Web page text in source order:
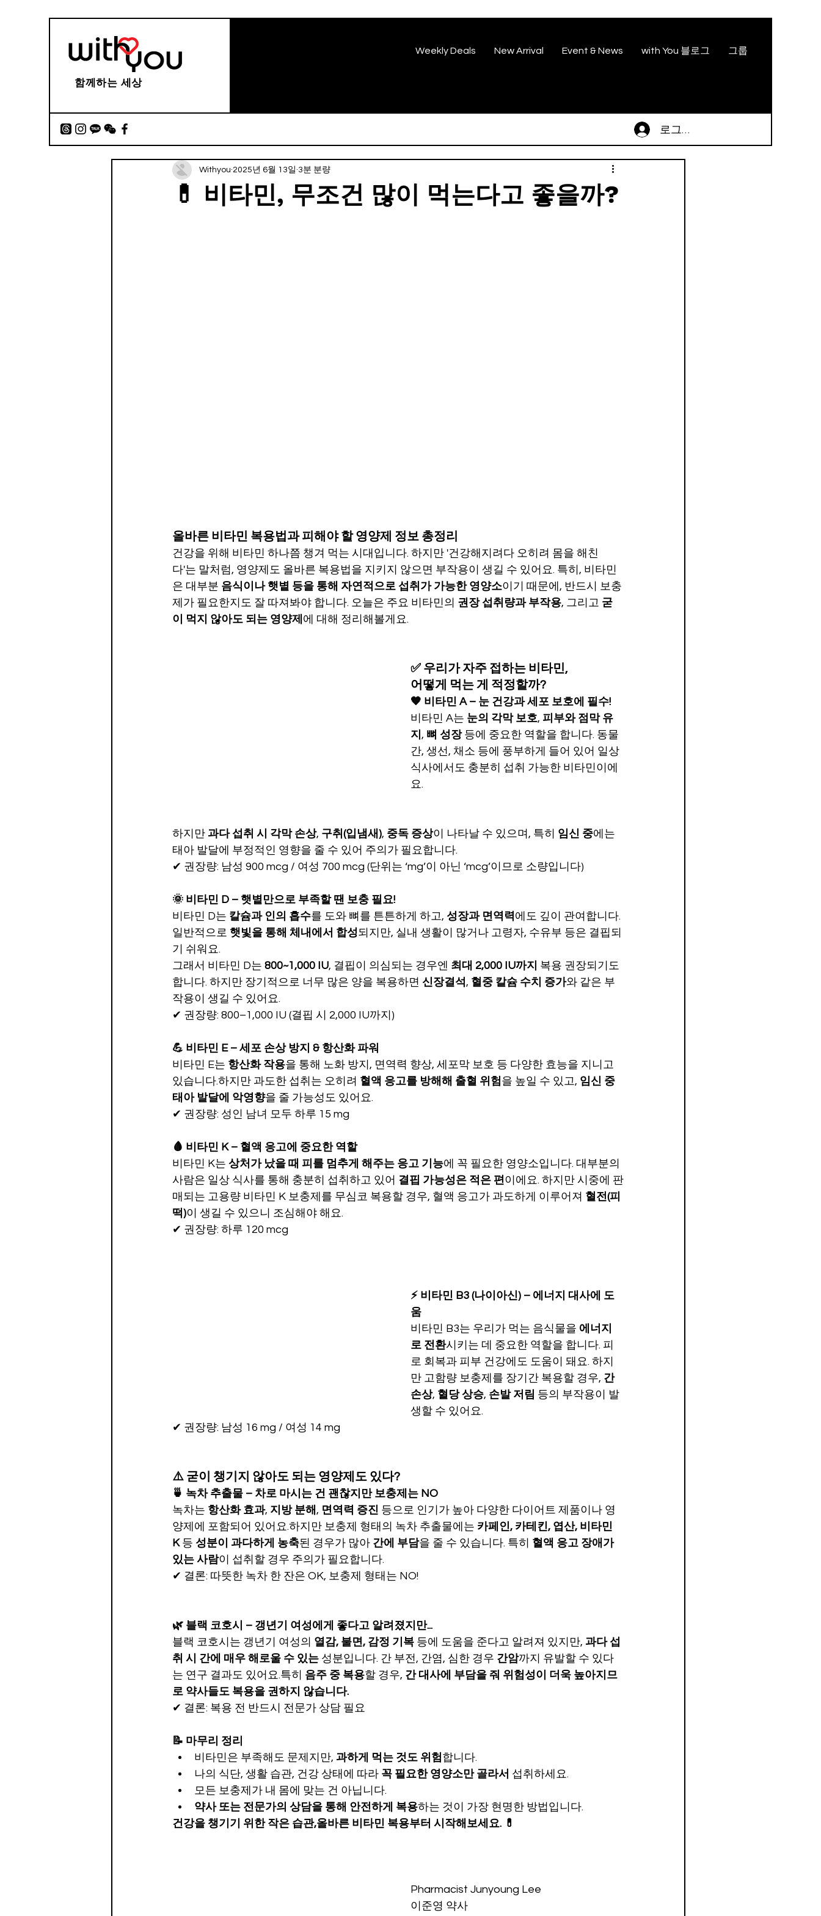
함께하는 세상
Weekly Deals New Arrival Event & News with You 블로그 그룹
로그인
💊 비타민, 무조건 많이 먹는다고 좋을까?
Withyou 2025년 6월 13일 3분 분량
올바른 비타민 복용법과 피해야 할 영양제 정보 총정리
건강을 위해 비타민 하나쯤 챙겨 먹는 시대입니다. 하지만 '건강해지려다 오히려 몸을 해친
다'는 말처럼, 영양제도 올바른 복용법을 지키지 않으면 부작용이 생길 수 있어요. 특히, 비타민
은 대부분 음식이나 햇볕 등을 통해 자연적으로 섭취가 가능한 영양소이기 때문에, 반드시 보충
제가 필요한지도 잘 따져봐야 합니다. 오늘은 주요 비타민의 권장 섭취량과 부작용, 그리고 굳
이 먹지 않아도 되는 영양제 에 대해 정리해볼게요.
✅ 우리가 자주 접하는 비타민,
어떻게 먹는 게 적정할까?
🧡 비타민 A – 눈 건강과 세포 보호에 필수!
비타민 A는 눈의 각막 보호, 피부와 점막 유
지 , 뼈 성장 등에 중요한 역할을 합니다. 동물
간, 생선, 채소 등에 풍부하게 들어 있어 일상
식사에서도 충분히 섭취 가능한 비타민이에
요.
하지만 과다 섭취 시 각막 손상, 구취(입냄새), 중독 증상이 나타날 수 있으며, 특히 임신 중에는
태아 발달에 부정적인 영향을 줄 수 있어 주의가 필요합니다.
✔ 권장량: 남성 900 mcg / 여성 700 mcg (단위는 ‘mg’이 아닌 ‘mcg’이므로 소량입니다)
🌞 비타민 D – 햇볕만으로 부족할 땐 보충 필요!
비타민 D는 칼슘과 인의 흡수를 도와 뼈를 튼튼하게 하고, 성장과 면역력에도 깊이 관여합니다.
일반적으로 햇빛을 통해 체내에서 합성되지만, 실내 생활이 많거나 고령자, 수유부 등은 결핍되
기 쉬워요.
그래서 비타민 D는 800~1,000 IU, 결핍이 의심되는 경우엔 최대 2,000 IU까지 복용 권장되기도
합니다. 하지만 장기적으로 너무 많은 양을 복용하면 신장결석 , 혈중 칼슘 수치 증가와 같은 부
작용이 생길 수 있어요.
✔ 권장량: 800–1,000 IU (결핍 시 2,000 IU까지)
💪 비타민 E – 세포 손상 방지 & 항산화 파워
비타민 E는 항산화 작용을 통해 노화 방지, 면역력 향상, 세포막 보호 등 다양한 효능을 지니고
있습니다.하지만 과도한 섭취는 오히려 혈액 응고를 방해해 출혈 위험을 높일 수 있고, 임신 중
태아 발달에 악영향을 줄 가능성도 있어요.
✔ 권장량: 성인 남녀 모두 하루 15 mg
🩸 비타민 K – 혈액 응고에 중요한 역할
비타민 K는 상처가 났을 때 피를 멈추게 해주는 응고 기능에 꼭 필요한 영양소입니다. 대부분의
사람은 일상 식사를 통해 충분히 섭취하고 있어 결핍 가능성은 적은 편 이에요. 하지만 시중에 판
매되는 고용량 비타민 K 보충제를 무심코 복용할 경우, 혈액 응고가 과도하게 이루어져 혈전(피
떡)이 생길 수 있으니 조심해야 해요.
✔ 권장량: 하루 120 mcg
⚡ 비타민 B3 (나이아신) – 에너지 대사에 도
움
비타민 B3는 우리가 먹는 음식물을 에너지
로 전환시키는 데 중요한 역할을 합니다. 피
로 회복과 피부 건강에도 도움이 돼요. 하지
만 고함량 보충제를 장기간 복용할 경우, 간
손상, 혈당 상승, 손발 저림 등의 부작용이 발
생할 수 있어요.
✔ 권장량: 남성 16 mg / 여성 14 mg
⚠️ 굳이 챙기지 않아도 되는 영양제도 있다?
🍵 녹차 추출물 – 차로 마시는 건 괜찮지만 보충제는 NO
녹차는 항산화 효과, 지방 분해 , 면역력 증진 등으로 인기가 높아 다양한 다이어트 제품이나 영
양제에 포함되어 있어요.하지만 보충제 형태의 녹차 추출물에는 카페인, 카테킨, 엽산, 비타민
K 등 성분이 과다하게 농축된 경우가 많아 간에 부담을 줄 수 있습니다. 특히 혈액 응고 장애가
있는 사람이 섭취할 경우 주의가 필요합니다.
✔ 결론: 따뜻한 녹차 한 잔은 OK, 보충제 형태는 NO!
🌿 블랙 코호시 – 갱년기 여성에게 좋다고 알려졌지만...
블랙 코호시는 갱년기 여성의 열감, 불면, 감정 기복 등에 도움을 준다고 알려져 있지만, 과다 섭
취 시 간에 매우 해로울 수 있는 성분입니다. 간 부전, 간염, 심한 경우 간암까지 유발할 수 있다
는 연구 결과도 있어요.특히 음주 중 복용할 경우, 간 대사에 부담을 줘 위험성이 더욱 높아지므
로 약사들도 복용을 권하지 않습니다.
✔ 결론: 복용 전 반드시 전문가 상담 필요
📝 마무리 정리
비타민은 부족해도 문제지만, 과하게 먹는 것도 위험합니다.
나의 식단, 생활 습관, 건강 상태에 따라 꼭 필요한 영양소만 골라서 섭취하세요.
모든 보충제가 내 몸에 맞는 건 아닙니다.
약사 또는 전문가의 상담을 통해 안전하게 복용하는 것이 가장 현명한 방법입니다.
건강을 챙기기 위한 작은 습관,올바른 비타민 복용부터 시작해보세요. 💊
Pharmacist Junyoung Lee
이준영 약사